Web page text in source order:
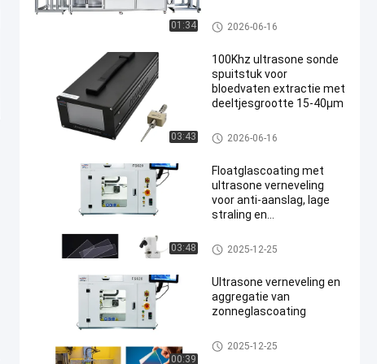
01:34
Ultrasone spuitcoatingsmachi
ne
2026-06-16
03:43
100Khz ultrasone sonde
spuitstuk voor
bloedvaten extractie met
deeltjesgrootte 15-40μm
Ultrasone spuitcoatingsmachi
ne
2026-06-16
03:48
Floatglascoating met
ultrasone verneveling
voor anti-aanslag, lage
straling en
Ultrasone spuitcoatingsmachi
ne
2025-12-25
00:39
Ultrasone verneveling en
aggregatie van
zonneglascoating
Ultrasone spuitcoatingsmachi
ne
2025-12-25